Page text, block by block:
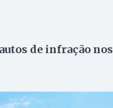
de infração nos